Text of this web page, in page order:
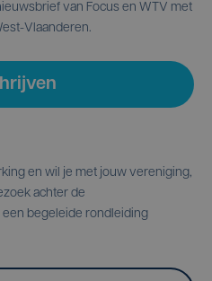
van Focus en WTV met
Vlaanderen.
en wil je met jouw vereniging,
achter de
begeleide rondleiding